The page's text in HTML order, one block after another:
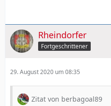
Rheindorfer
Fortgeschrittener
29. August 2020 um 08:35
Zitat von berbagoal89